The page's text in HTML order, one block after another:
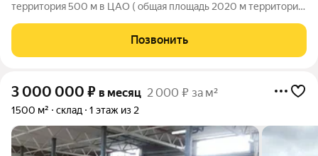
территория 500 м в ЦАО ( общая площадь 2020 м территория
м с прилегающей закрытой территорией 1000 м. Идеально
подходит для склада,
Позвонить
3 000 000 ₽ в месяц 2 000 ₽ за м²
1500 м² склад 1 этаж из 2